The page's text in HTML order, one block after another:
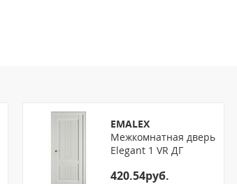
EMALEX
Межкомнатная дверь
Elegant 1 VR ДГ
420.54руб.